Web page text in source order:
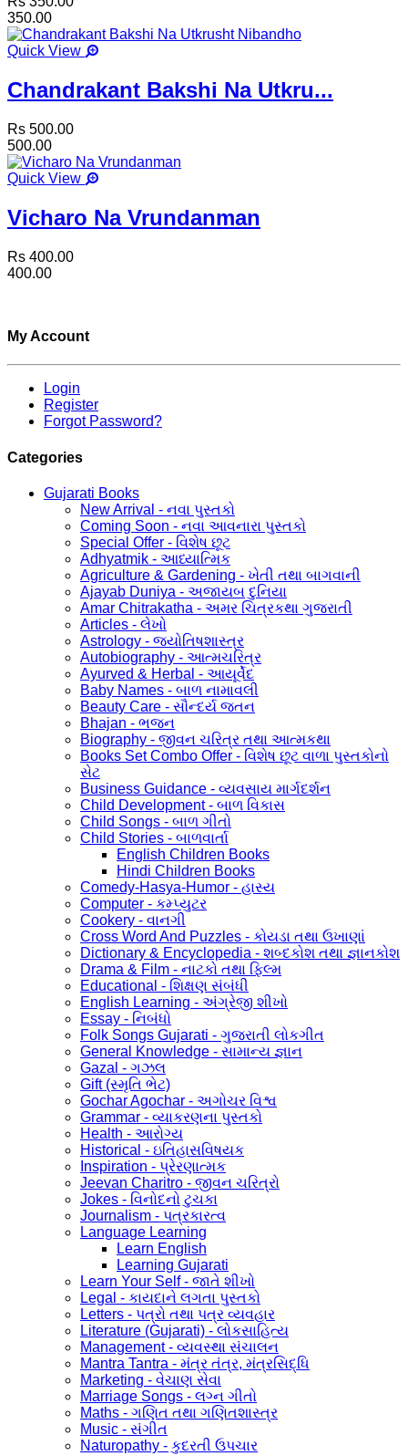
350.00
Quick View
Chandrakant Bakshi Na Utkru...
Rs 500.00
500.00
Quick View
Vicharo Na Vrundanman
Rs 400.00
400.00
My Account
Login
Register
Forgot Password?
Categories
Gujarati Books
New Arrival - નવા પુસ્તકો
Coming Soon - નવા આવનારા પુસ્તકો
Special Offer - વિશેષ છૂટ
Adhyatmik - આધ્યાત્મિક
Agriculture & Gardening - ખેતી તથા બાગવાની
Ajayab Duniya - અજાયબ દુનિયા
Amar Chitrakatha - અમર ચિત્રકથા ગુજરાતી
Articles - લેખો
Astrology - જ્યોતિષશાસ્ત્ર
Autobiography - આત્મચરિત્ર
Ayurved & Herbal - આયૂર્વેદ
Baby Names - બાળ નામાવલી
Beauty Care - સૌન્દર્ય જતન
Bhajan - ભજન
Biography - જીવન ચરિત્ર તથા આત્મકથા
Books Set Combo Offer - વિશેષ છૂટ વાળા પુસ્તકોનો
સેટ
Business Guidance - વ્યવસાય માર્ગદર્શન
Child Development - બાળ વિકાસ
Child Songs - બાળ ગીતો
Child Stories - બાળવાર્તા
English Children Books
Hindi Children Books
Comedy-Hasya-Humor - હાસ્ય
Computer - કમ્પ્યુટર
Cookery - વાનગી
Cross Word And Puzzles - કોયડા તથા ઉખાણાં
Dictionary & Encyclopedia - શબ્દકોશ તથા જ્ઞાનકોશ
Drama & Film - નાટકો તથા ફિલ્મ
Educational - શિક્ષણ સંબંધી
English Learning - અંગ્રેજી શીખો
Essay - નિબંધો
Folk Songs Gujarati - ગુજરાતી લોકગીત
General Knowledge - સામાન્ય જ્ઞાન
Gazal - ગઝલ
Gift (સ્મૃતિ ભેટ)
Gochar Agochar - અગોચર વિશ્વ
Grammar - વ્યાકરણના પુસ્તકો
Health - આરોગ્ય
Historical - ઇતિહાસવિષયક
Inspiration - પ્રેરણાત્મક
Jeevan Charitro - જીવન ચરિત્રો
Jokes - વિનોદનો ટુચકા
Journalism - પત્રકારત્વ
Language Learning
Learn English
Learning Gujarati
Learn Your Self - જાતે શીખો
Legal - કાયદાને લગતા પુસ્તકો
Letters - પત્રો તથા પત્ર વ્યવહાર
Literature (Gujarati) - લોકસાહિત્ય
Management - વ્યવસ્થા સંચાલન
Mantra Tantra - મંત્ર તંત્ર, મંત્રસિદ્ધિ
Marketing - વેચાણ સેવા
Marriage Songs - લગ્ન ગીતો
Maths - ગણિત તથા ગણિતશાસ્ત્ર
Music - સંગીત
Naturopathy - કુદરતી ઉપચાર